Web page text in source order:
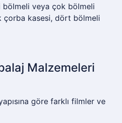
veya çok bölmeli
çorba kasesi, dört bölmeli
Malzemeleri
göre farklı filmler ve